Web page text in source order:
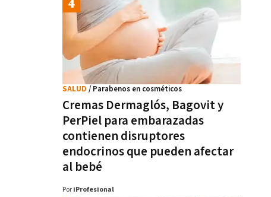
Cremas Dermaglós, Bagovit y
PerPiel para embarazadas
contienen disruptores
endocrinos que pueden afectar
al bebé
SALUD / Parabenos en cosméticos
Por iProfesional